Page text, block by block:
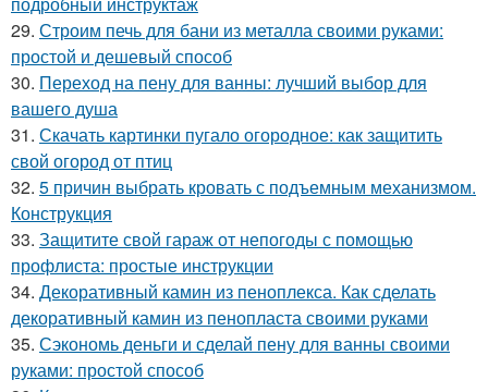
29. Строим печь для бани из металла своими руками:
простой и дешевый способ
30. Переход на пену для ванны: лучший выбор для
вашего душа
31. Скачать картинки пугало огородное: как защитить
свой огород от птиц
32. 5 причин выбрать кровать с подъемным механизмом.
Конструкция
33. Защитите свой гараж от непогоды с помощью
профлиста: простые инструкции
34. Декоративный камин из пеноплекса. Как сделать
декоративный камин из пенопласта своими руками
35. Сэкономь деньги и сделай пену для ванны своими
руками: простой способ